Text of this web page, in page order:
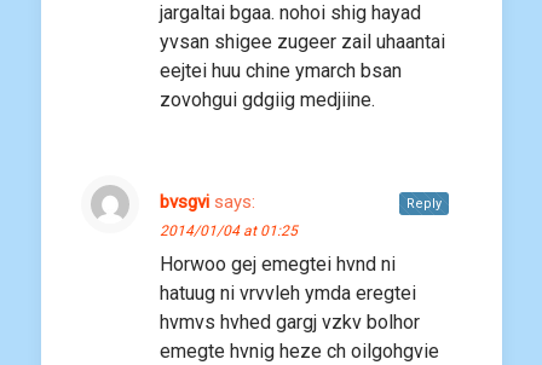
jargaltai bgaa. nohoi shig hayad
yvsan shigee zugeer zail uhaantai
eejtei huu chine ymarch bsan
zovohgui gdgiig medjiine.
bvsgvi says:
2014/01/04 at 01:25
Horwoo gej emegtei hvnd ni
hatuug ni vrvvleh ymda eregtei
hvmvs hvhed gargj vzkv bolhor
emegte hvnig heze ch oilgohgvie
Reply